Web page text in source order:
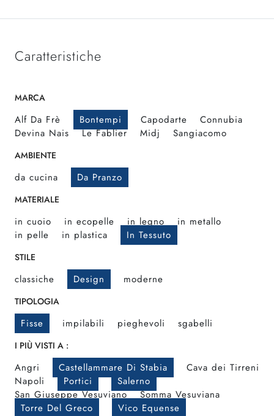
Caratteristiche
MARCA
Alf Da Frè Bontempi Capodarte
Connubia
Devina Nais
Le Fablier Midj Sangiacomo
AMBIENTE
da cucina Da Pranzo
MATERIALE
in cuoio in ecopelle in legno
in metallo
in pelle
in plastica In Tessuto
STILE
classiche Design moderne
TIPOLOGIA
Fisse impilabili pieghevoli sgabelli
I PIÙ VISTI A :
Angri Castellammare Di Stabia
Cava dei Tirreni
Napoli
Portici
Salerno
San Giuseppe Vesuviano
Somma Vesuviana
Torre Del Greco
Vico Equense